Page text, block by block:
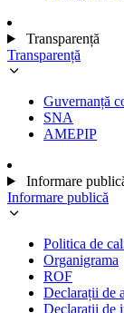
Transparență
Transparență
Guvernanță
SNA
AMEPIP
Informare
Informare publică
Politica de
Organigrama
ROF
Declarații de
Declarații de